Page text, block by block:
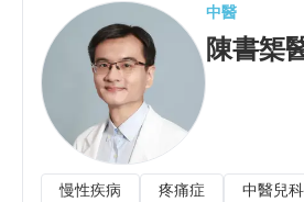
中醫
陳書榘
慢性疾病 疼痛症 中醫兒科